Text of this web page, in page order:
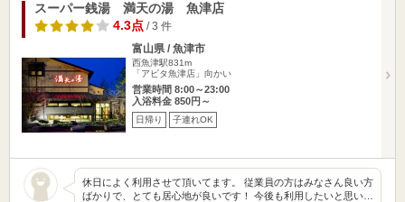
スーパー銭湯 満天の湯 魚津店
4.3点 / 3 件
富山県 / 魚津市
西魚津駅831m
「アピタ魚津店」向かい
営業時間 8:00～23:00
入浴料金 850円～
日帰り 子連れOK
休日によく利用させて頂いてます。 従業員の方はみなさん良い方
ばかりで、とても居心地が良いです！ 今後も利用したいと思い…